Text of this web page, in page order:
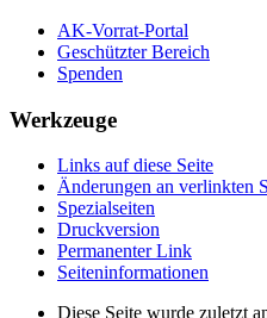
AK-Vorrat-Portal
Geschützter Bereich
Spenden
Werkzeuge
Links auf diese Seite
Änderungen an verlinkten
Spezialseiten
Druckversion
Permanenter Link
Seiten­­informationen
Diese Seite wurde zuletzt